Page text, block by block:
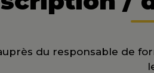
du responsable de